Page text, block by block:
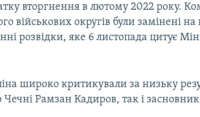
вторгнення в лютому 2022 року.
військових округів були замінені
розвідки, яке 6 листопада цитує
широко критикували за низьку
Чечні Рамзан Кадиров, так і